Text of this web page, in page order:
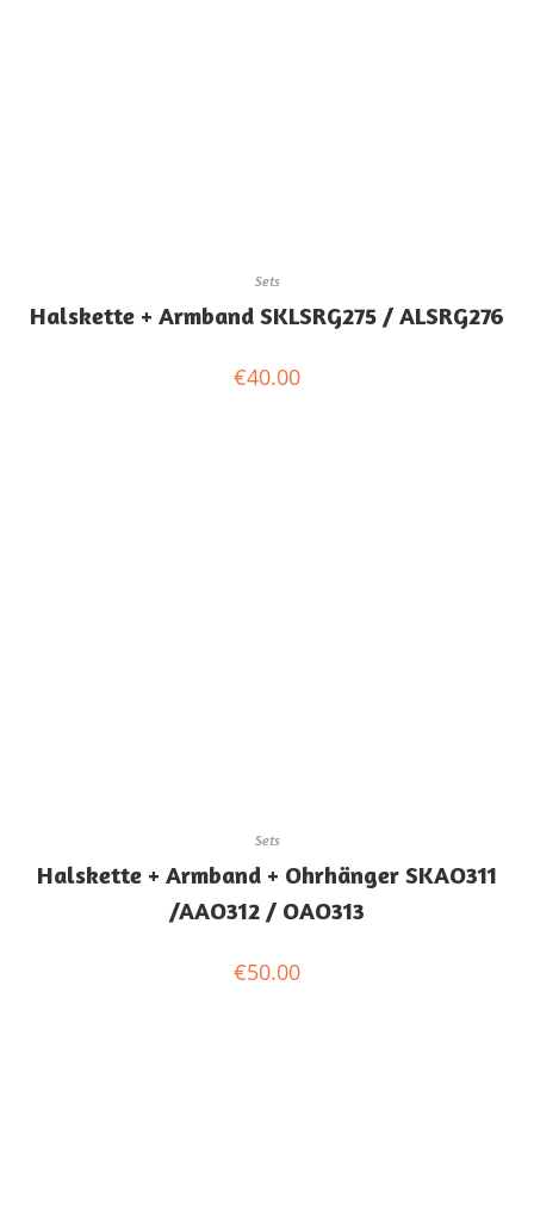
Sets
Halskette + Armband SKLSRG275 / ALSRG276
€40.00
Sets
Halskette + Armband + Ohrhänger SKAO311
/AAO312 / OAO313
€50.00